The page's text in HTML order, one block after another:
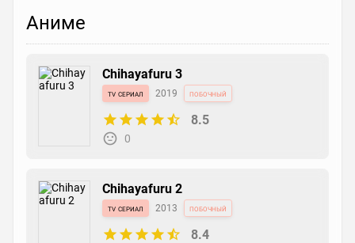
Аниме
Chihayafuru 3
tv сериал 2019 побочный
8.5
0
Chihayafuru 2
tv сериал 2013 побочный
8.4